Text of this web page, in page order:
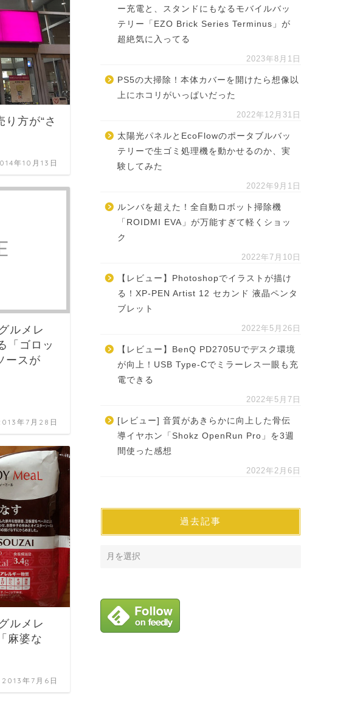
方が“さ
年10月13日
ルメレ
「ゴロッ
ースが
年7月28日
ルメレ
麻婆な
2013年7月6日
ー充電と、スタンドにもなるモバイルバッ
テリー「EZO Brick Series Terminus」が
超絶気に入ってる
2023年8月1日
PS5の大掃除！本体カバーを開けたら想像以
上にホコリがいっぱいだった
2022年12月31日
太陽光パネルとEcoFlowのポータブルバッ
テリーで生ゴミ処理機を動かせるのか、実
験してみた
2022年9月1日
ルンバを超えた！全自動ロボット掃除機
「ROIDMI EVA」が万能すぎて軽くショッ
ク
2022年7月10日
【レビュー】Photoshopでイラストが描け
る！XP-PEN Artist 12 セカンド 液晶ペンタ
ブレット
2022年5月26日
【レビュー】BenQ PD2705Uでデスク環境
が向上！USB Type-Cでミラーレス一眼も充
電できる
2022年5月7日
[レビュー] 音質があきらかに向上した骨伝
導イヤホン「Shokz OpenRun Pro」を3週
間使った感想
2022年2月6日
過去記事